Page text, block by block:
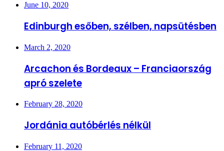
June 10, 2020
Edinburgh esőben, szélben, napsütésben
March 2, 2020
Arcachon és Bordeaux – Franciaország
apró szelete
February 28, 2020
Jordánia autóbérlés nélkül
February 11, 2020